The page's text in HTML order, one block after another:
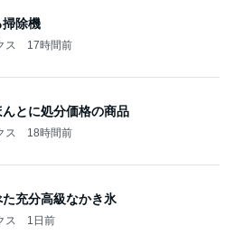
除機
ス 17時間前
とに処分価格の商品
ス 18時間前
充分高級なかき氷
ス 1日前